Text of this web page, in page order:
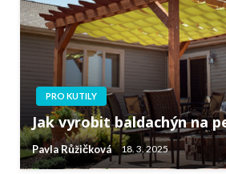
PRO KUTILY
Jak vyrobit baldachýn
Pavla Růžičková 18. 3. 2025